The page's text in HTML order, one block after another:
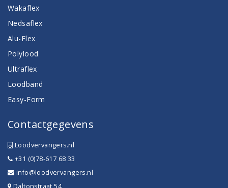
Wakaflex
Nedsaflex
Alu-Flex
Polylood
Ultraflex
Loodband
Easy-Form
Contactgegevens
Loodvervangers.nl
+31 (0)78-617 68 33
info@loodvervangers.nl
Daltonstraat 54